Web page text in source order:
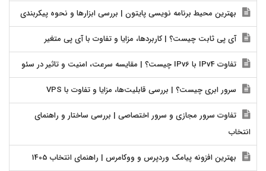
بهترین محیط برنامه نویسی پایتون | بررسی ابزارها و نحوه پیکربندی
آی پی ثابت چیست؟ | کاربردها، مزایا و تفاوت با آی پی متغیر
تفاوت IPv4 با IPv6 چیست؟ | مقایسه سرعت، امنیت و تاثیر در سئو
سرور ابری چیست؟ | بررسی قابلیت‌ها، مزایا و تفاوت با VPS
تفاوت سرور مجازی و سرور اختصاصی | بررسی ساختار و راهنمای
انتخاب
بهترین افزونه پیامک وردپرس و ووکامرس | راهنمای انتخاب 1405